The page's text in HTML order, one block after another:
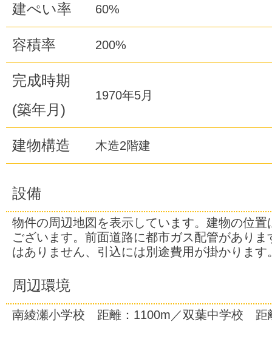
建ぺい率 60%
容積率 200%
完成時期
(築年月)
1970年5月
建物構造 木造2階建
設備
物件の周辺地図を表示しています。建物の位置
ございます。前面道路に都市ガス配管があり
はありません、引込には別途費用が掛かります
周辺環境
南綾瀬小学校 距離：1100m／双葉中学校 距